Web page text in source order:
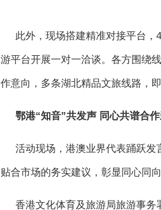
此外，现场搭建精准对接平台
游平台开展一对一洽谈。各方围绕
作意向，多条湖北精品文旅线路，
鄂港“知音”共发声 同心共谱合
活动现场，港澳业界代表踊跃
贴合市场的务实建议，彰显同心同
香港文化体育及旅游局旅游事